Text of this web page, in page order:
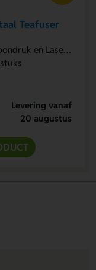
Teafuser
en Lasergraveren
Levering vanaf
20 augustus